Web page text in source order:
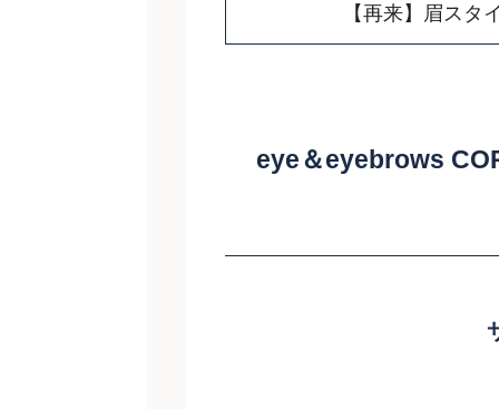
【再来】眉ス
eye＆eyebrows